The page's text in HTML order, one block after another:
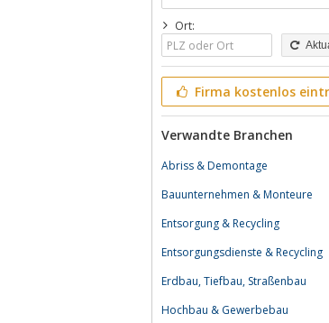
Ort:
Firma kostenlos
Verwandte Branchen
Abriss & Demontage
Bauunternehmen & Monteure
Entsorgung & Recycling
Entsorgungsdienste & Recycling
Erdbau, Tiefbau, Straßenbau
Hochbau & Gewerbebau